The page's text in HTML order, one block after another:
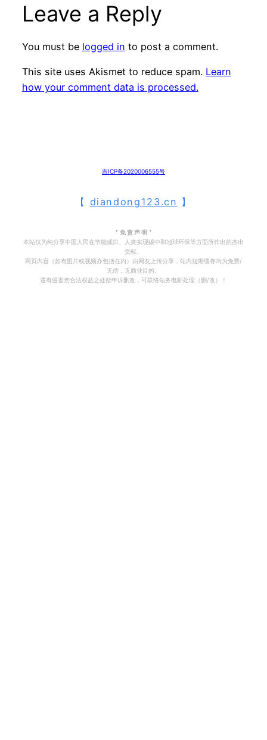
Leave a Reply
You must be logged in to post a comment.
This site uses Akismet to reduce spam. Learn
how your comment data is processed.
吉ICP备2020006555号
【 diandong123.cn 】
⌜ 免 责 声 明 ⌝
本站仅为纯分享中国人民在节能减排、人类实现碳中和地球环保等方面所作出的杰出
贡献。
网页内容（如有图片或视频亦包括在内）由网友上传分享，站内短期缓存均为免费/
无偿，无商业目的。
遇有侵害您合法权益之处欲申诉删改，可联络站务电邮处理（删/改）！